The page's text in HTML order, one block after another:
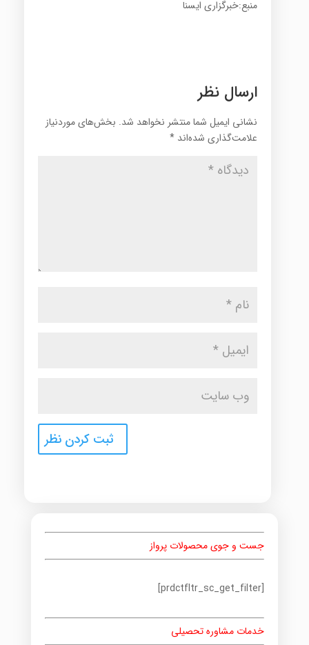
منبع:خبرگزاری ایسنا
ارسال نظر
نشانی ایمیل شما منتشر نخواهد شد. بخش‌های موردنیاز
علامت‌گذاری شده‌اند *
جست و جوی محصولات پرواز
[prdctfltr_sc_get_filter]
خدمات مشاوره تحصیلی